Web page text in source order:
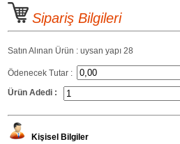
Sipariş Bilgileri
Satın Alınan Ürün : uysan yapı 28
Ödenecek Tutar :
Ürün Adedi :
Kişisel Bilgiler